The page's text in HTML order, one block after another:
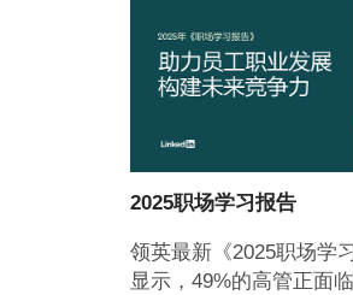
2025职场学习报告
领英最新《2025职场学
显示，49%的高管正面